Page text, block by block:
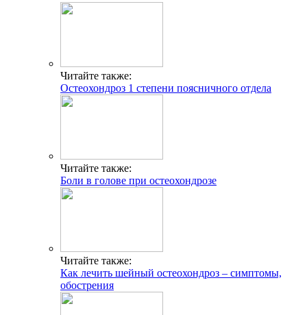
Читайте также:
Остеохондроз 1 степени поясничного отдела
Читайте также:
Боли в голове при остеохондрозе
Читайте также:
Как лечить шейный остеохондроз – симптомы,
обострения